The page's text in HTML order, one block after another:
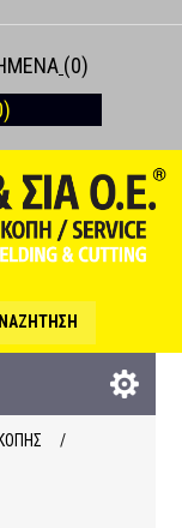
(0)
/